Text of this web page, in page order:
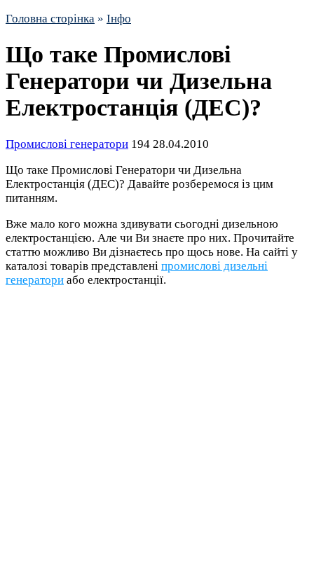
Головна сторінка » Інфо
Що таке Промислові
Генератори чи Дизельна
Електростанція (ДЕС)?
Промислові генератори 194 28.04.2010
Що таке Промислові Генератори чи Дизельна
Електростанція (ДЕС)? Давайте розберемося із цим
питанням.
Вже мало кого можна здивувати сьогодні дизельною
електростанцією. Але чи Ви знаєте про них. Прочитайте
статтю можливо Ви дізнаєтесь про щось нове. На сайті у
каталозі товарів представлені промислові дизельні
генератори або електростанції.